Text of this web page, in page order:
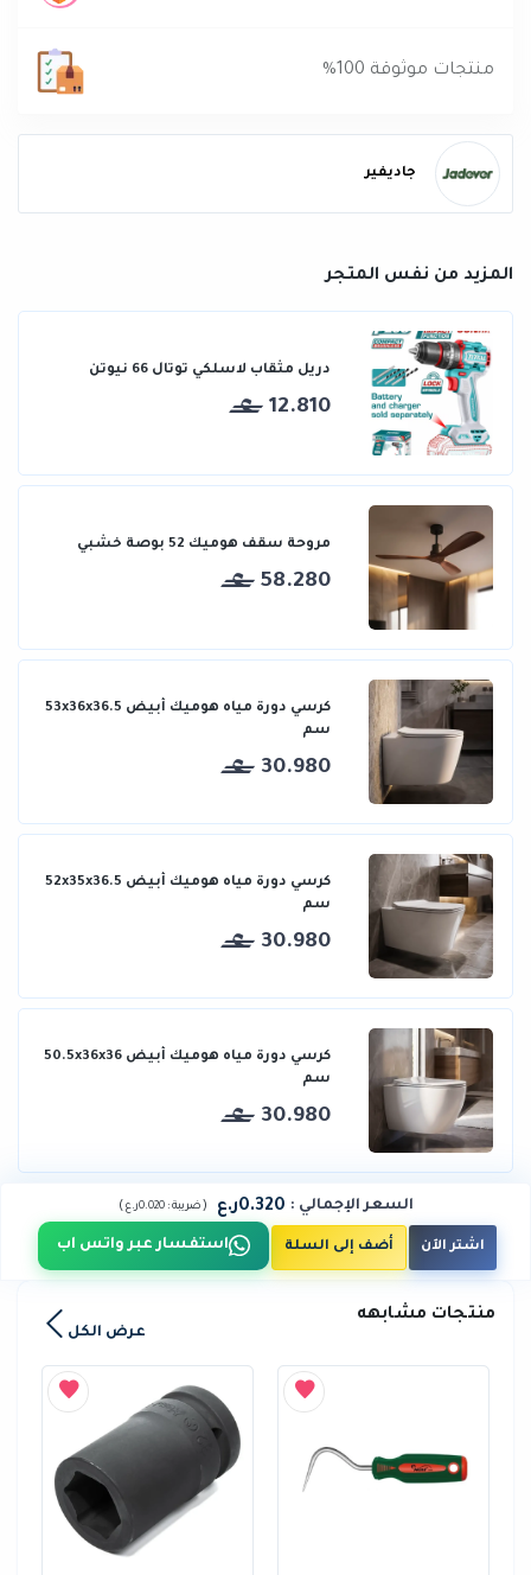
منتجات موثوقة 100%
جاديفير
المزيد من نفس المتجر
دريل مثقاب لاسلكي توتال 66 نيوتن
12.810
مروحة سقف هوميك 52 بوصة خشبي
58.280
كرسي دورة مياه هوميك أبيض 53x36x36.5
سم
30.980
كرسي دورة مياه هوميك أبيض 52x35x36.5
سم
30.980
كرسي دورة مياه هوميك أبيض 50.5x36x36
سم
30.980
السعر الإجمالي : 0.320ر.ع (ضريبة :0.020ر.ع )
اشتر الآن أضف إلى السلة استفسار عبر واتس اب
منتجات مشابهه
عرض الكل